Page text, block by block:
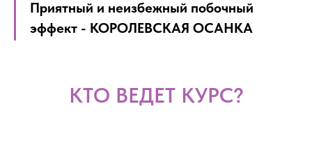
Приятный и неизбежный побочный
эффект - КОРОЛЕВСКАЯ ОСАНКА
КТО ВЕДЕТ КУРС?